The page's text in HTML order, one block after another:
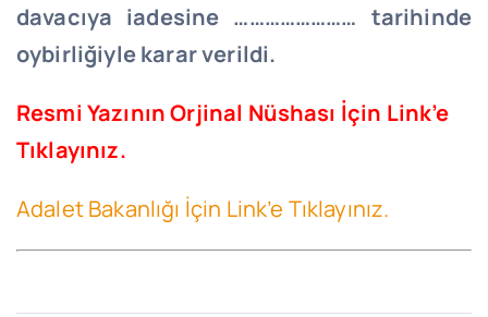
davacıya iadesine …………………… tarihinde
oybirliğiyle karar verildi.
Resmi Yazının Orjinal Nüshası İçin Link’e
Tıklayınız.
Adalet Bakanlığı İçin Link’e Tıklayınız.